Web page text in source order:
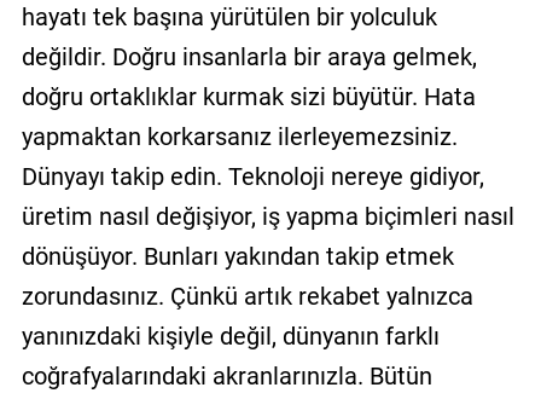
hayatı tek başına yürütülen bir yolculuk
değildir. Doğru insanlarla bir araya gelmek,
doğru ortaklıklar kurmak sizi büyütür. Hata
yapmaktan korkarsanız ilerleyemezsiniz.
Dünyayı takip edin. Teknoloji nereye gidiyor,
üretim nasıl değişiyor, iş yapma biçimleri nasıl
dönüşüyor. Bunları yakından takip etmek
zorundasınız. Çünkü artık rekabet yalnızca
yanınızdaki kişiyle değil, dünyanın farklı
coğrafyalarındaki akranlarınızla. Bütün